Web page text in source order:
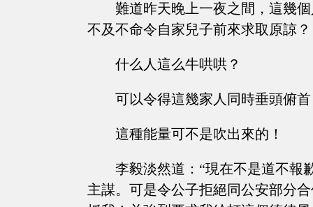
難道昨天晚上一夜之間，這幾
不及不命令自家兒子前來求取原諒？
什么人這么牛哄哄？
可以令得這幾家人同時垂頭俯
這種能量可不是吹出來的！
李毅淡然道：“現在不是道不報
主謀。可是令公子拒絕同公安部分